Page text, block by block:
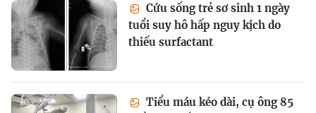
Cứu sống trẻ sơ sinh 1 ngày
tuổi suy hô hấp nguy kịch do
thiếu surfactant
Tiểu máu kéo dài, cụ ông 85